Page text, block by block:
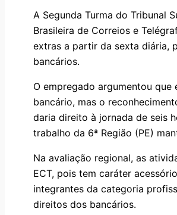
A Segunda Turma do Tribunal
Brasileira de Correios e
extras a partir da sexta diária,
bancários.
O empregado argumentou
bancário, mas o
daria direito à jornada de seis
trabalho da 6ª Região (PE)
Na avaliação regional, as
ECT, pois tem caráter
integrantes da categoria
direitos dos bancários.